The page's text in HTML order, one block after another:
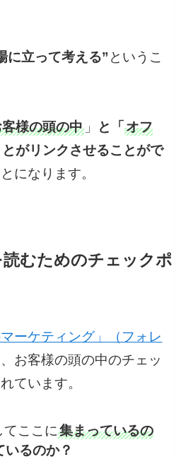
に立って考える” というこ
様の頭の中 」 と「オフ
とがリンクさせることがで
になります。
むためのチェックポ
ーケティング」（フォレ
お客様の頭の中のチェッ
ています。
てここに集まっているの
いるのか？